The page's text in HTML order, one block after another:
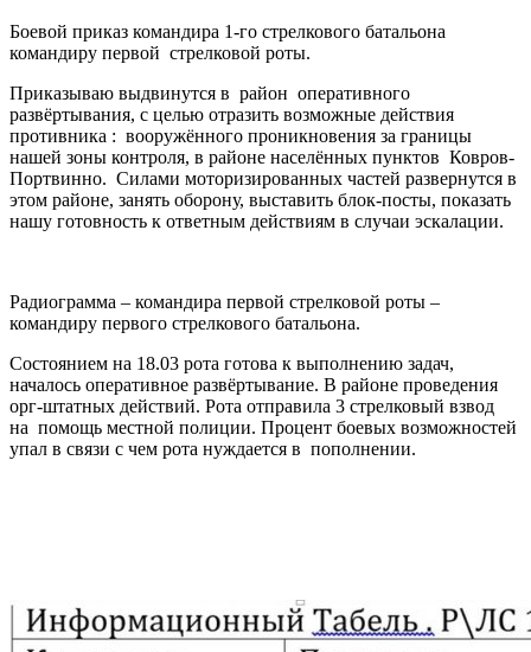
Боевой приказ командира 1-го стрелкового батальона
командиру первой стрелковой роты.
Приказываю выдвинутся в район оперативного
развёртывания, с целью отразить возможные действия
противника : вооружённого проникновения за границы
нашей зоны контроля, в районе населённых пунктов Ковров-
Портвинно. Силами моторизированных частей развернутся в
этом районе, занять оборону, выставить блок-посты, показать
нашу готовность к ответным действиям в случаи эскалации.
Радиограмма – командира первой стрелковой роты –
командиру первого стрелкового батальона.
Состоянием на 18.03 рота готова к выполнению задач,
началось оперативное развёртывание. В районе проведения
орг-штатных действий. Рота отправила 3 стрелковый взвод
на помощь местной полиции. Процент боевых возможностей
упал в связи с чем рота нуждается в пополнении.